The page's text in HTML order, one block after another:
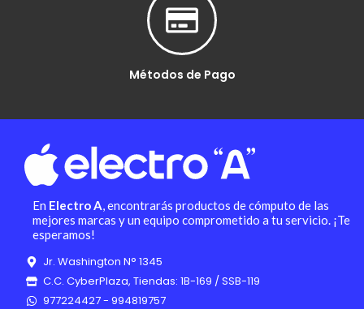
Métodos de Pago
En Electro A, encontrarás productos de cómputo de las
mejores marcas y un equipo comprometido a tu servicio. ¡Te
esperamos!
Jr. Washington N° 1345
C.C. CyberPlaza, Tiendas: 1B-169 / SSB-119
977224427 - 994819757